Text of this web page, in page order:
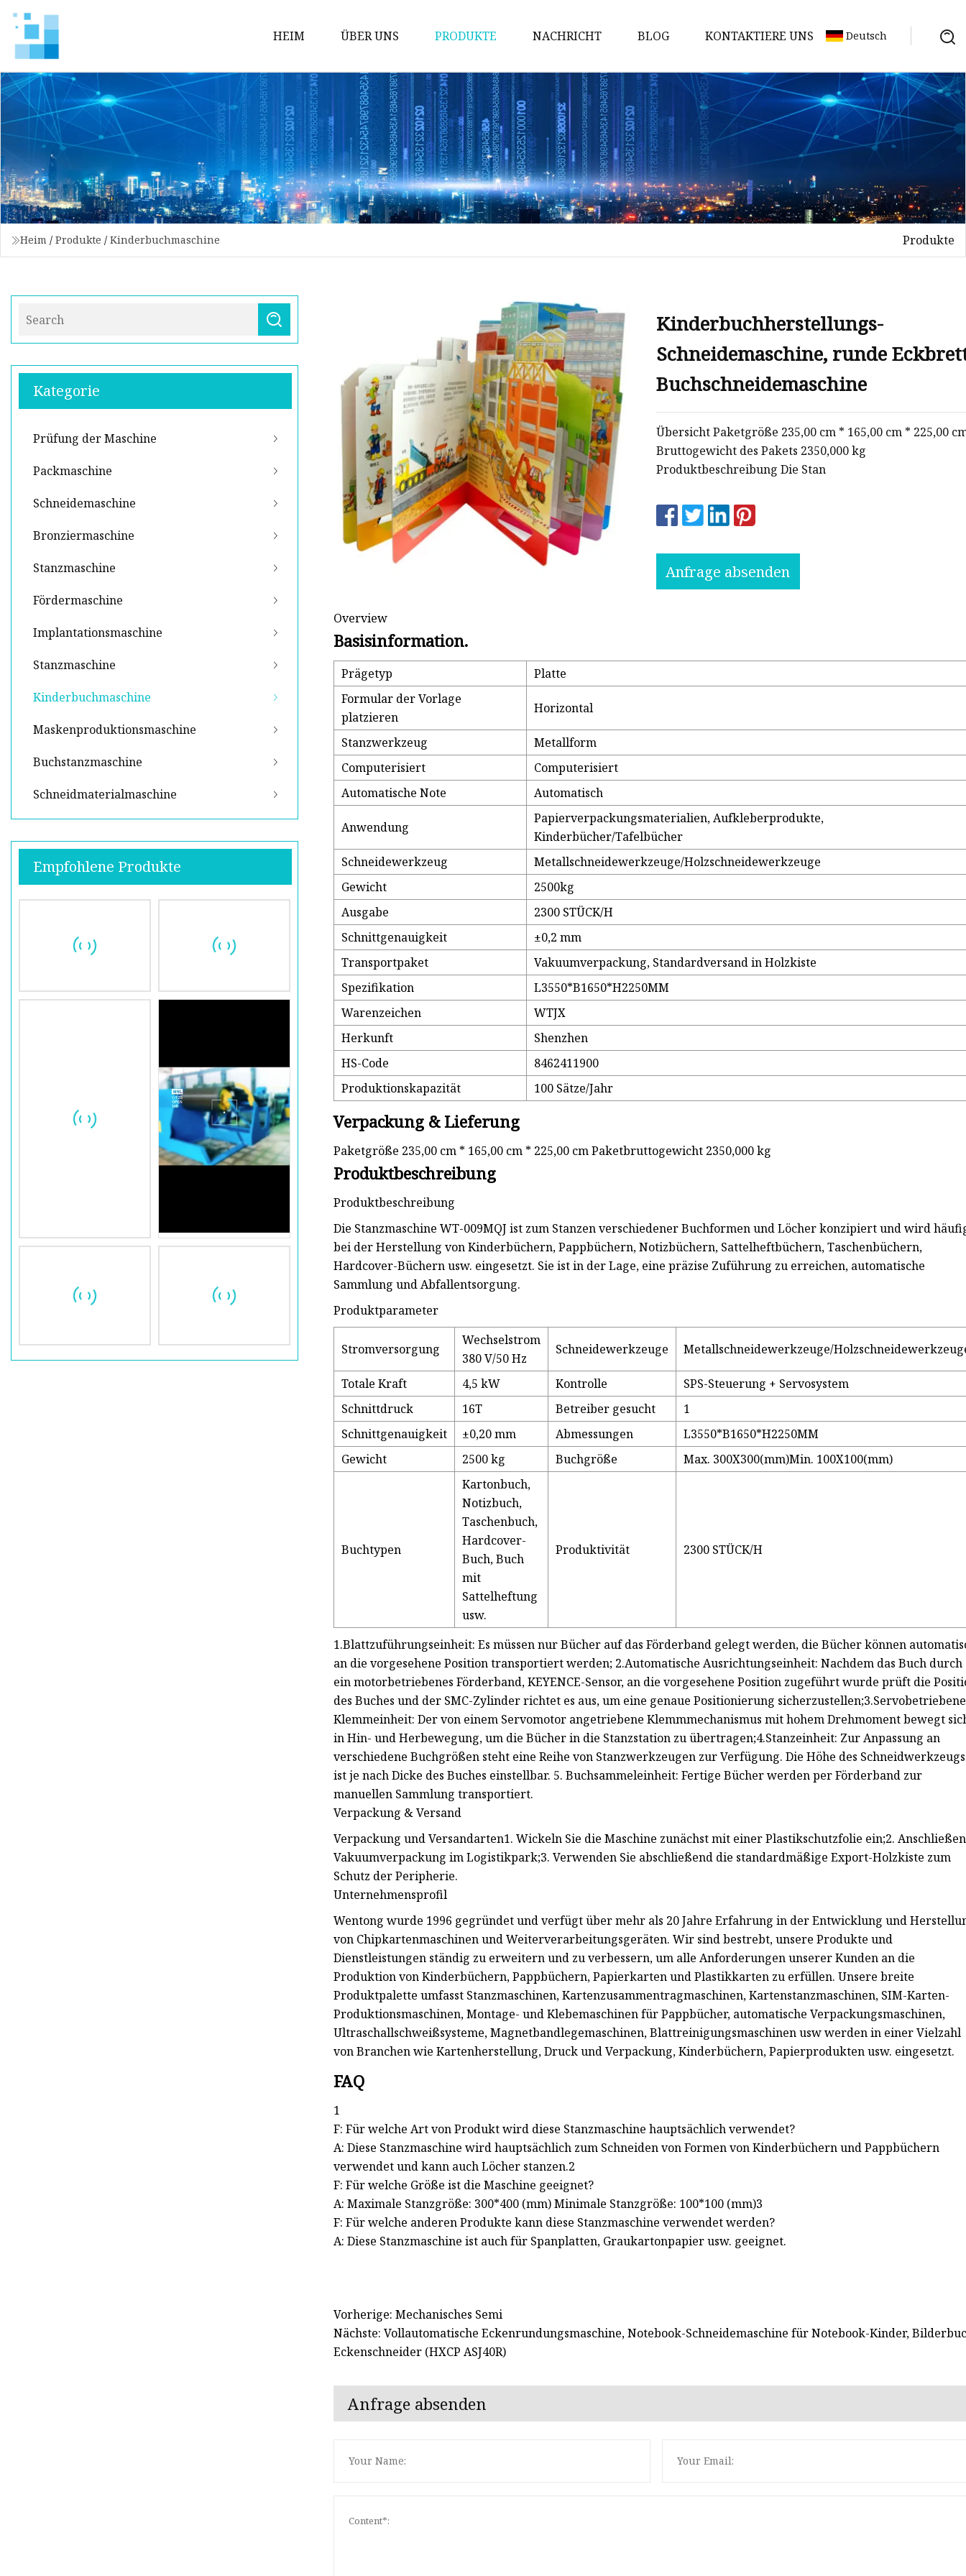
HEIM ÜBER UNS PRODUKTE
Prüfung der Maschine
Packmaschine
Schneidemaschine
Bronziermaschine
Stanzmaschine
Fördermaschine
Kinderbuchmaschine
Maskenproduktionsmaschine
Buchstanzmaschine
Schneidmaterialmaschine
NACHRICHT BLOG KONTAKTIERE UNS Deutsch
Heim / Produkte / Kinderbuchmaschine Produkte
Kategorie
Prüfung der Maschine
Packmaschine
Schneidemaschine
Bronziermaschine
Stanzmaschine
Fördermaschine
Implantationsmaschine
Stanzmaschine
Kinderbuchmaschine
Maskenproduktionsmaschine
Buchstanzmaschine
Schneidmaterialmaschine
Empfohlene Produkte
Kinderbuchherstellungs-
Schneidemaschine, runde
Buchschneidemaschine
Übersicht Paketgröße 235,00 cm * 165,00 cm * 225,00
Bruttogewicht des Pakets 2350,000 kg
Produktbeschreibung Die Stan
Anfrage absenden
Overview
Basisinformation.
Prägetyp
Platte
Formular der Vorlage
platzieren
Horizontal
Stanzwerkzeug
Metallform
Computerisiert
Computerisiert
Automatische Note
Automatisch
Anwendung
Papierverpackungsmaterialien, Aufkleberprodukte,
Kinderbücher/Tafelbücher
Schneidewerkzeug
Metallschneidewerkzeuge/Holzschneidewerkzeuge
Gewicht
2500kg
Ausgabe
2300 STÜCK/H
Schnittgenauigkeit
±0,2 mm
Transportpaket
Vakuumverpackung, Standardversand in Holzkiste
Spezifikation
L3550*B1650*H2250MM
Warenzeichen
WTJX
Herkunft
Shenzhen
HS-Code
8462411900
Produktionskapazität
100 Sätze/Jahr
Verpackung & Lieferung
Paketgröße 235,00 cm * 165,00 cm * 225,00 cm Paketbruttogewicht 2350,000 kg
Produktbeschreibung
Produktbeschreibung
Die Stanzmaschine WT-009MQJ ist zum Stanzen verschiedener Buchformen und Löcher konzipiert und wird
bei der Herstellung von Kinderbüchern, Pappbüchern, Notizbüchern, Sattelheftbüchern, Taschenbüchern,
Hardcover-Büchern usw. eingesetzt. Sie ist in der Lage, eine präzise Zuführung zu erreichen, automatische
Sammlung und Abfallentsorgung.
Produktparameter
Stromversorgung
Wechselstrom
380 V/50 Hz
Schneidewerkzeuge Metallschneidewerkzeuge/
Totale Kraft 4,5 kW Kontrolle
SPS-Steuerung + Servosystem
Schnittdruck
16T Betreiber gesucht
1
Schnittgenauigkeit
±0,20 mm Abmessungen
L3550*B1650*H2250MM
Gewicht
2500 kg Buchgröße Max. 300X300(mm)Min. 100X100(mm)
Buchtypen
Kartonbuch,
Notizbuch,
Taschenbuch,
Hardcover-
Buch, Buch
mit
Sattelheftung
usw.
Produktivität 2300 STÜCK/H
1.Blattzuführungseinheit: Es müssen nur Bücher auf das Förderband gelegt werden, die Bücher können
an die vorgesehene Position transportiert werden; 2.Automatische Ausrichtungseinheit: Nachdem das Buch durch
ein motorbetriebenes Förderband, KEYENCE-Sensor, an die vorgesehene Position zugeführt wurde prüft die
des Buches und der SMC-Zylinder richtet es aus, um eine genaue Positionierung sicherzustellen;3.Servobetriebene
Klemmeinheit: Der von einem Servomotor angetriebene Klemmmechanismus mit hohem Drehmoment bewegt
in Hin- und Herbewegung, um die Bücher in die Stanzstation zu übertragen;4.Stanzeinheit: Zur Anpassung an
verschiedene Buchgrößen steht eine Reihe von Stanzwerkzeugen zur Verfügung. Die Höhe des Schneidwerkzeugs
ist je nach Dicke des Buches einstellbar. 5. Buchsammeleinheit: Fertige Bücher werden per Förderband zur
manuellen Sammlung transportiert.
Verpackung & Versand
Verpackung und Versandarten1. Wickeln Sie die Maschine zunächst mit einer Plastikschutzfolie ein;2.
Vakuumverpackung im Logistikpark;3. Verwenden Sie abschließend die standardmäßige Export-Holzkiste zum
Schutz der Peripherie.
Unternehmensprofil
Wentong wurde 1996 gegründet und verfügt über mehr als 20 Jahre Erfahrung in der Entwicklung und
von Chipkartenmaschinen und Weiterverarbeitungsgeräten. Wir sind bestrebt, unsere Produkte und
Dienstleistungen ständig zu erweitern und zu verbessern, um alle Anforderungen unserer Kunden an die
Produktion von Kinderbüchern, Pappbüchern, Papierkarten und Plastikkarten zu erfüllen. Unsere breite
Produktpalette umfasst Stanzmaschinen, Kartenzusammentragmaschinen, Kartenstanzmaschinen, SIM-Karten-
Produktionsmaschinen, Montage- und Klebemaschinen für Pappbücher, automatische Verpackungsmaschinen,
Ultraschallschweißsysteme, Magnetbandlegemaschinen, Blattreinigungsmaschinen usw werden in einer Vielzahl
von Branchen wie Kartenherstellung, Druck und Verpackung, Kinderbüchern, Papierprodukten usw. eingesetzt.
FAQ
1
F: Für welche Art von Produkt wird diese Stanzmaschine hauptsächlich verwendet?
A: Diese Stanzmaschine wird hauptsächlich zum Schneiden von Formen von Kinderbüchern und Pappbüchern
verwendet und kann auch Löcher stanzen.2
F: Für welche Größe ist die Maschine geeignet?
A: Maximale Stanzgröße: 300*400 (mm) Minimale Stanzgröße: 100*100 (mm)3
F: Für welche anderen Produkte kann diese Stanzmaschine verwendet werden?
A: Diese Stanzmaschine ist auch für Spanplatten, Graukartonpapier usw. geeignet.
Vorherige: Mechanisches Semi
Nächste: Vollautomatische Eckenrundungsmaschine, Notebook-Schneidemaschine für Notebook-Kinder,
Eckenschneider (HXCP ASJ40R)
Anfrage absenden